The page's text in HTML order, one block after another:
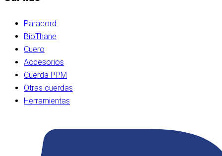
Paracord
BioThane
Cuero
Accesorios
Cuerda PPM
Otras cuerdas
Herramientas